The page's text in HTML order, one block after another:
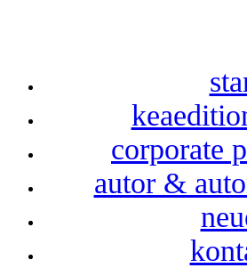
corporate
autor &